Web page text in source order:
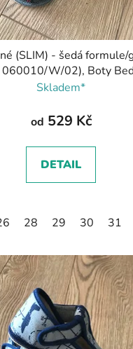
(SLIM) - šedá
060010/W/02), Boty
Skladem*
od 529 Kč
DETAIL
28 29 30 31